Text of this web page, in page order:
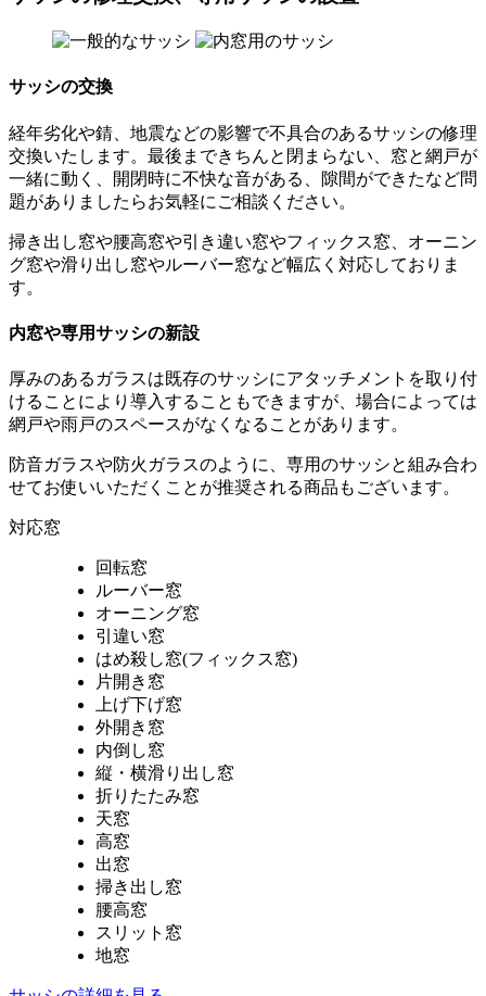
サッシの交換
経年劣化や錆、地震などの影響で不具合のあるサッシの修理
交換いたします。最後まできちんと閉まらない、窓と網戸が
一緒に動く、開閉時に不快な音がある、隙間ができたなど問
題がありましたらお気軽にご相談ください。
掃き出し窓や腰高窓や引き違い窓やフィックス窓、オーニン
グ窓や滑り出し窓やルーバー窓など幅広く対応しておりま
す。
内窓や専用サッシの新設
厚みのあるガラスは既存のサッシにアタッチメントを取り付
けることにより導入することもできますが、場合によっては
網戸や雨戸のスペースがなくなることがあります。
防音ガラスや防火ガラスのように、専用のサッシと組み合わ
せてお使いいただくことが推奨される商品もございます。
対応窓
回転窓
ルーバー窓
オーニング窓
引違い窓
はめ殺し窓(フィックス窓)
片開き窓
上げ下げ窓
外開き窓
内倒し窓
縦・横滑り出し窓
折りたたみ窓
天窓
高窓
出窓
掃き出し窓
腰高窓
スリット窓
地窓